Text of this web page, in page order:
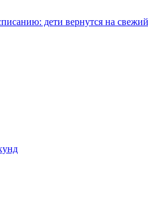
дети вернутся на